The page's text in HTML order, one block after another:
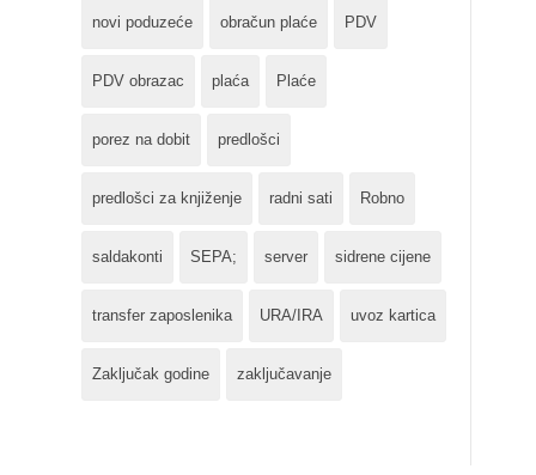
novi poduzeće obračun plaće PDV
PDV obrazac plaća Plaće
porez na dobit predlošci
predlošci za knjiženje radni sati Robno
saldakonti SEPA; server sidrene cijene
transfer zaposlenika URA/IRA uvoz kartica
Zaključak godine zaključavanje